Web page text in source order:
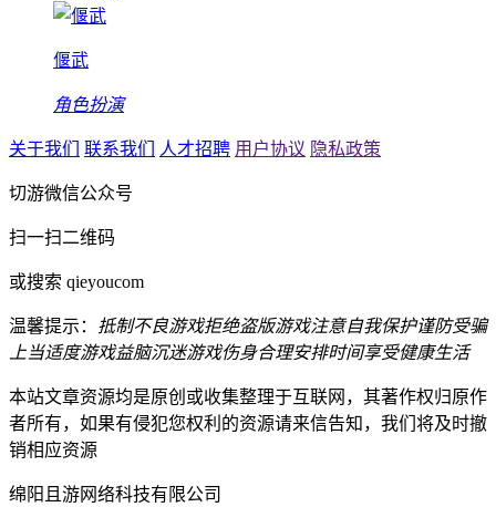
偃武
角色扮演
关于我们 联系我们 人才招聘 用户协议 隐私政策
切游微信公众号
扫一扫二维码
或搜索 qieyoucom
温馨提示： 抵制不良游戏拒绝盗版游戏注意自我保护谨防受骗
上当适度游戏益脑沉迷游戏伤身合理安排时间享受健康生活
本站文章资源均是原创或收集整理于互联网，其著作权归原作
者所有，如果有侵犯您权利的资源请来信告知，我们将及时撤
销相应资源
绵阳且游网络科技有限公司